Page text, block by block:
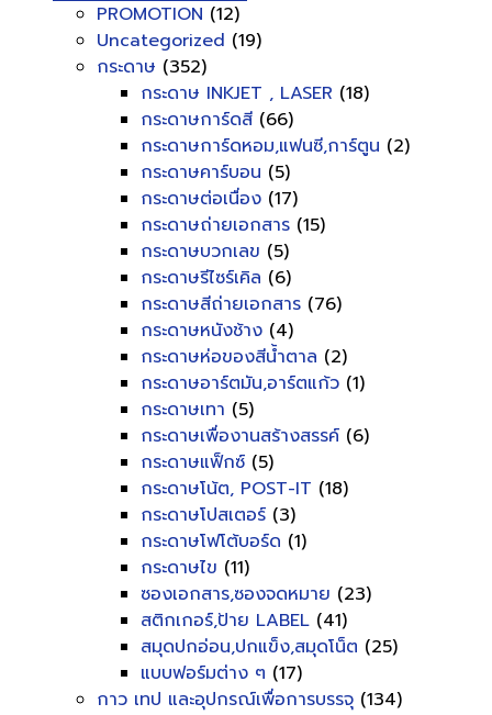
PROMOTION (12)
Uncategorized (19)
กระดาษ (352)
กระดาษ INKJET , LASER (18)
กระดาษการ์ดสี (66)
กระดาษการ์ดหอม,แฟนซี,การ์ตูน (2)
กระดาษคาร์บอน (5)
กระดาษต่อเนื่อง (17)
กระดาษถ่ายเอกสาร (15)
กระดาษบวกเลข (5)
กระดาษรีไซร์เคิล (6)
กระดาษสีถ่ายเอกสาร (76)
กระดาษหนังช้าง (4)
กระดาษห่อของสีน้ำตาล (2)
กระดาษอาร์ตมัน,อาร์ตแก้ว (1)
กระดาษเทา (5)
กระดาษเพื่องานสร้างสรรค์ (6)
กระดาษแฟ็กซ์ (5)
กระดาษโน้ต, POST-IT (18)
กระดาษโปสเตอร์ (3)
กระดาษโฟโต้บอร์ด (1)
กระดาษไข (11)
ซองเอกสาร,ซองจดหมาย (23)
สติกเกอร์,ป้าย LABEL (41)
สมุดปกอ่อน,ปกแข็ง,สมุดโน็ต (25)
แบบฟอร์มต่าง ๆ (17)
กาว เทป และอุปกรณ์เพื่อการบรรจุ (134)